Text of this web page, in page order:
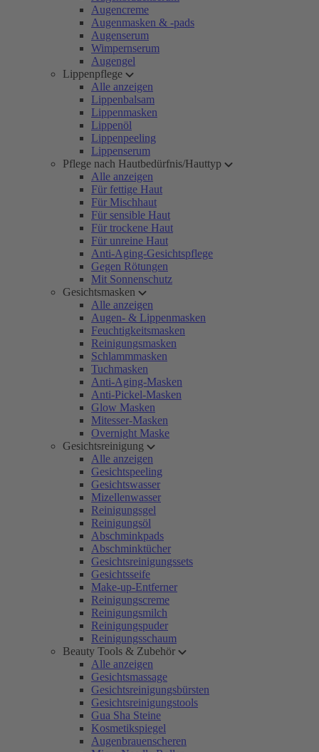
Augencreme
Augenmasken & -pads
Augenserum
Wimpernserum
Augengel
Lippenpflege
Alle anzeigen
Lippenbalsam
Lippenmasken
Lippenöl
Lippenpeeling
Lippenserum
Pflege nach Hautbedürfnis/Hauttyp
Alle anzeigen
Für fettige Haut
Für Mischhaut
Für sensible Haut
Für trockene Haut
Für unreine Haut
Anti-Aging-Gesichtspflege
Gegen Rötungen
Mit Sonnenschutz
Gesichtsmasken
Alle anzeigen
Augen- & Lippenmasken
Feuchtigkeitsmasken
Reinigungsmasken
Schlammmasken
Tuchmasken
Anti-Aging-Masken
Anti-Pickel-Masken
Glow Masken
Mitesser-Masken
Overnight Maske
Gesichtsreinigung
Alle anzeigen
Gesichtspeeling
Gesichtswasser
Mizellenwasser
Reinigungsgel
Reinigungsöl
Abschminkpads
Abschminktücher
Gesichtsreinigungssets
Gesichtsseife
Make-up-Entferner
Reinigungscreme
Reinigungsmilch
Reinigungspuder
Reinigungsschaum
Beauty Tools & Zubehör
Alle anzeigen
Gesichtsmassage
Gesichtsreinigungsbürsten
Gesichtsreinigungstools
Gua Sha Steine
Kosmetikspiegel
Augenbrauenscheren